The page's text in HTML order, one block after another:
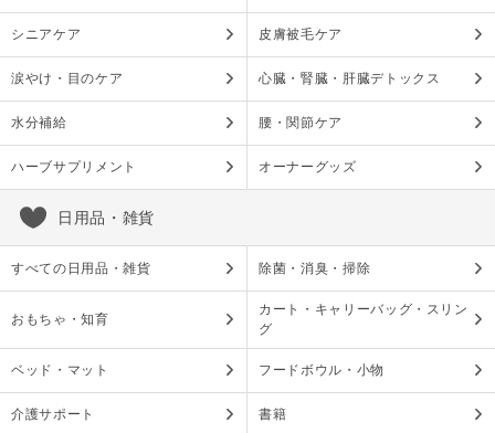
シニアケア 皮膚被毛ケア
涙やけ・目のケア 心臓・腎臓・肝臓デトックス
水分補給 腰・関節ケア
ハーブサプリメント オーナーグッズ
日用品・雑貨
すべての日用品・雑貨 除菌・消臭・掃除
おもちゃ・知育
カート・キャリーバッグ・スリン
グ
ベッド・マット フードボウル・小物
介護サポート 書籍